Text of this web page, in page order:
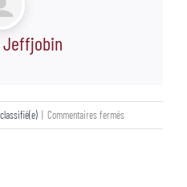
Jeffjobin
| Commentaires ferméssur